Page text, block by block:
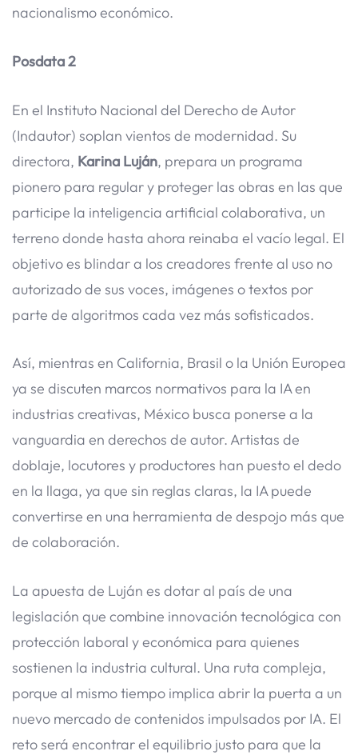
nacionalismo económico.
Posdata 2
En el Instituto Nacional del Derecho de Autor
(Indautor) soplan vientos de modernidad. Su
directora, Karina Luján, prepara un programa
pionero para regular y proteger las obras en las que
participe la inteligencia artificial colaborativa, un
terreno donde hasta ahora reinaba el vacío legal. El
objetivo es blindar a los creadores frente al uso no
autorizado de sus voces, imágenes o textos por
parte de algoritmos cada vez más sofisticados.
Así, mientras en California, Brasil o la Unión Europea
ya se discuten marcos normativos para la IA en
industrias creativas, México busca ponerse a la
vanguardia en derechos de autor. Artistas de
doblaje, locutores y productores han puesto el dedo
en la llaga, ya que sin reglas claras, la IA puede
convertirse en una herramienta de despojo más que
de colaboración.
La apuesta de Luján es dotar al país de una
legislación que combine innovación tecnológica con
protección laboral y económica para quienes
sostienen la industria cultural. Una ruta compleja,
porque al mismo tiempo implica abrir la puerta a un
nuevo mercado de contenidos impulsados por IA. El
reto será encontrar el equilibrio justo para que la